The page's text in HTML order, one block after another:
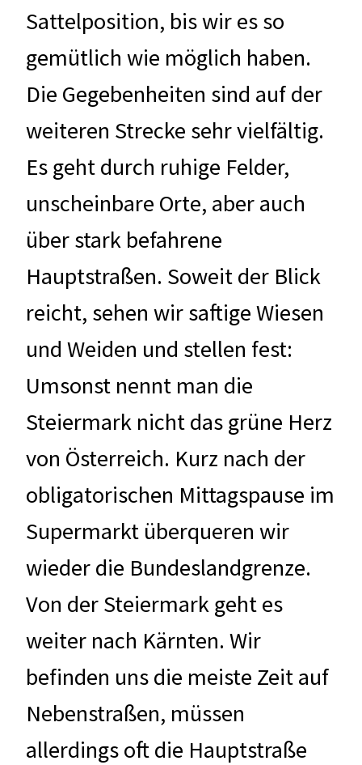
Sattelposition, bis wir es so
gemütlich wie möglich haben.
Die Gegebenheiten sind auf der
weiteren Strecke sehr vielfältig.
Es geht durch ruhige Felder,
unscheinbare Orte, aber auch
über stark befahrene
Hauptstraßen. Soweit der Blick
reicht, sehen wir saftige Wiesen
und Weiden und stellen fest:
Umsonst nennt man die
Steiermark nicht das grüne Herz
von Österreich. Kurz nach der
obligatorischen Mittagspause im
Supermarkt überqueren wir
wieder die Bundeslandgrenze.
Von der Steiermark geht es
weiter nach Kärnten. Wir
befinden uns die meiste Zeit auf
Nebenstraßen, müssen
allerdings oft die Hauptstraße